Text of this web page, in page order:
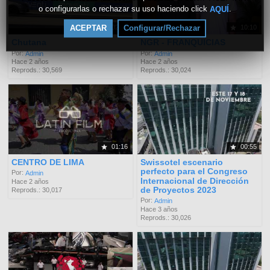
o configurarlas o rechazar su uso haciendo click AQUÍ .
ACEPTAR Configurar/Rechazar
02:23
Por:Admin
Hace 2 años
Reprods.: 30,569
Por:Admin
Hace 2 años
Reprods.: 30,024
01:16
CENTRO DE LIMA
Por: Admin
Hace 2 años
Reprods.: 30,017
00:55
Swissotel escenario
perfecto para el Congreso
Internacional de Dirección
de Proyectos 2023
Por: Admin
Hace 3 años
Reprods.: 30,026